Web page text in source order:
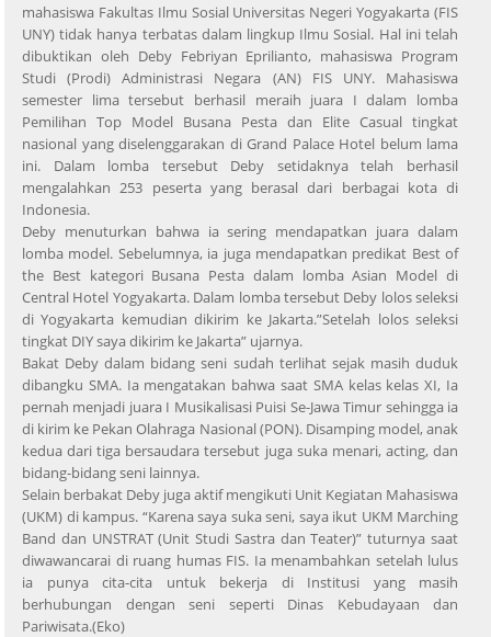
mahasiswa Fakultas Ilmu Sosial Universitas Negeri Yogyakarta (FIS
UNY) tidak hanya terbatas dalam lingkup Ilmu Sosial. Hal ini telah
dibuktikan oleh Deby Febriyan Eprilianto, mahasiswa Program
Studi (Prodi) Administrasi Negara (AN) FIS UNY. Mahasiswa
semester lima tersebut berhasil meraih juara I dalam lomba
Pemilihan Top Model Busana Pesta dan Elite Casual tingkat
nasional yang diselenggarakan di Grand Palace Hotel belum lama
ini. Dalam lomba tersebut Deby setidaknya telah berhasil
mengalahkan 253 peserta yang berasal dari berbagai kota di
Indonesia.
Deby menuturkan bahwa ia sering mendapatkan juara dalam
lomba model. Sebelumnya, ia juga mendapatkan predikat Best of
the Best kategori Busana Pesta dalam lomba Asian Model di
Central Hotel Yogyakarta. Dalam lomba tersebut Deby lolos seleksi
di Yogyakarta kemudian dikirim ke Jakarta.”Setelah lolos seleksi
tingkat DIY saya dikirim ke Jakarta” ujarnya.
Bakat Deby dalam bidang seni sudah terlihat sejak masih duduk
dibangku SMA. Ia mengatakan bahwa saat SMA kelas kelas XI, Ia
pernah menjadi juara I Musikalisasi Puisi Se-Jawa Timur sehingga ia
di kirim ke Pekan Olahraga Nasional (PON). Disamping model, anak
kedua dari tiga bersaudara tersebut juga suka menari, acting, dan
bidang-bidang seni lainnya.
Selain berbakat Deby juga aktif mengikuti Unit Kegiatan Mahasiswa
(UKM) di kampus. “Karena saya suka seni, saya ikut UKM Marching
Band dan UNSTRAT (Unit Studi Sastra dan Teater)” tuturnya saat
diwawancarai di ruang humas FIS. Ia menambahkan setelah lulus
ia punya cita-cita untuk bekerja di Institusi yang masih
berhubungan dengan seni seperti Dinas Kebudayaan dan
Pariwisata.(Eko)